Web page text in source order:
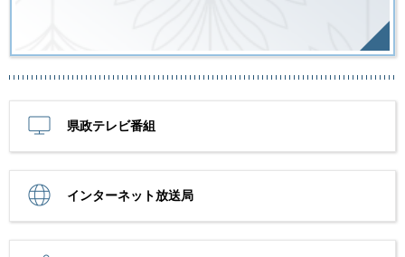
県政テレビ番組
インターネット放送局